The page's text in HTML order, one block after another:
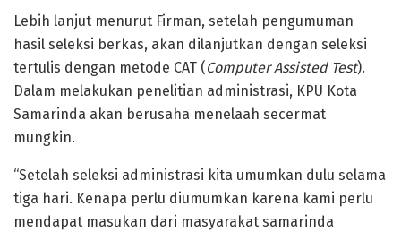
Lebih lanjut menurut Firman, setelah pengumuman
hasil seleksi berkas, akan dilanjutkan dengan seleksi
tertulis dengan metode CAT ( Computer Assisted Test).
Dalam melakukan penelitian administrasi, KPU Kota
Samarinda akan berusaha menelaah secermat
mungkin.
“Setelah seleksi administrasi kita umumkan dulu selama
tiga hari. Kenapa perlu diumumkan karena kami perlu
mendapat masukan dari masyarakat samarinda